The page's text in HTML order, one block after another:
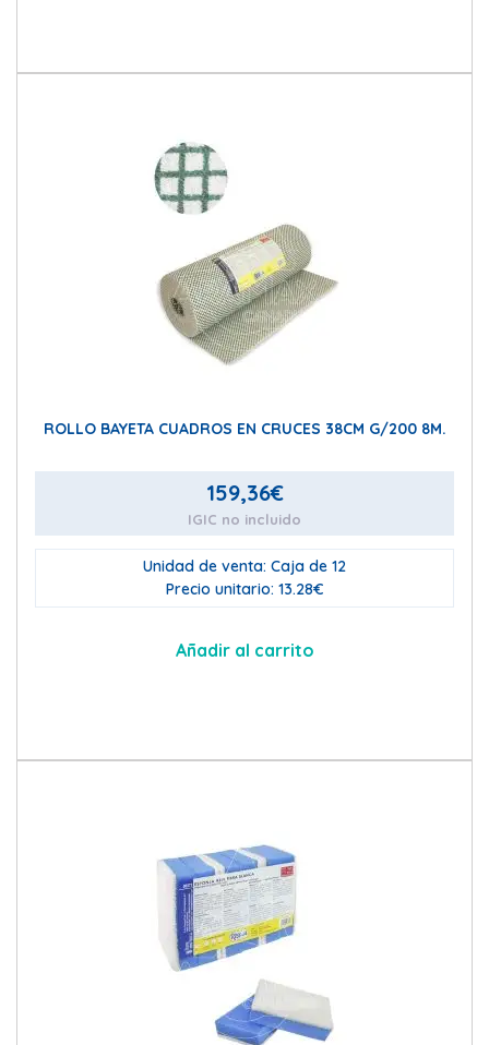
ROLLO BAYETA CUADROS EN CRUCES 38CM G/200 8M.
159,36€
IGIC no incluido
Unidad de venta: Caja de 12
Precio unitario: 13.28€
Añadir al carrito